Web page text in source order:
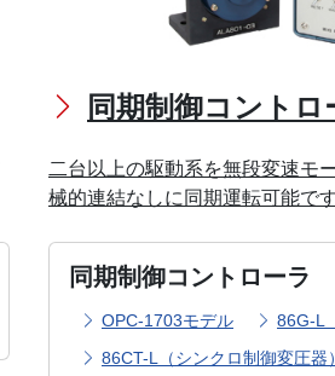
同期制御コントロ
二台以上の駆動系を無段変速モ
械的連結なしに同期運転可能です
同期制御コントローラ
OPC-1703モデル
86G-L
86CT-L（シンクロ制御変圧器）